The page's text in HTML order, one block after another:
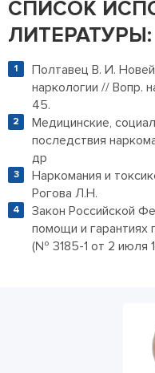
СПИСОК
ЛИТЕРАТУРЫ:
Полтавец В. И.
наркологии // Вопр.
45.
Медицинские,
последствия
др
Наркомания и
Рогова Л.Н.
Закон Российской
помощи и гарантиях
(№ 3185-1 от 2 июля